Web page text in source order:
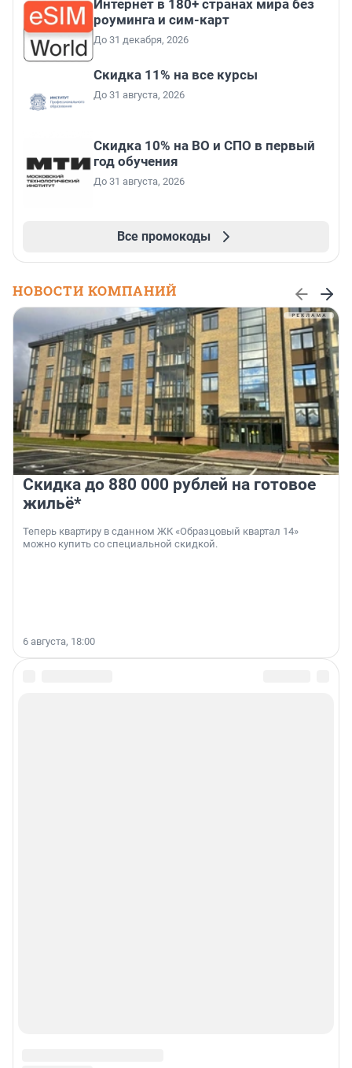
Интернет в 180+ странах мира без
роуминга и сим-карт
До 31 декабря, 2026
Скидка 11% на все курсы
До 31 августа, 2026
Скидка 10% на ВО и СПО в первый
год обучения
До 31 августа, 2026
Все промокоды
НОВОСТИ КОМПАНИЙ
Скидка до 880 000 рублей на готовое
жильё*
Теперь квартиру в сданном ЖК «Образцовый квартал 14»
можно купить со специальной скидкой.
6 августа, 18:00